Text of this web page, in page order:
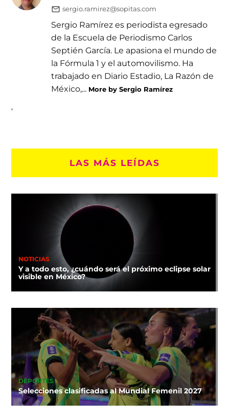
sergio.ramirez@sopitas.com
Sergio Ramírez es periodista egresado
de la Escuela de Periodismo Carlos
Septién García. Le apasiona el mundo de
la Fórmula 1 y el automovilismo. Ha
trabajado en Diario Estadio, La Razón de
México,... More by Sergio Ramírez
LAS MÁS LEÍDAS
NOTICIAS
Y a todo esto, ¿cuándo será el próximo eclipse solar
visible en México?
DEPORTES
Selecciones clasificadas al Mundial Femenil 2027